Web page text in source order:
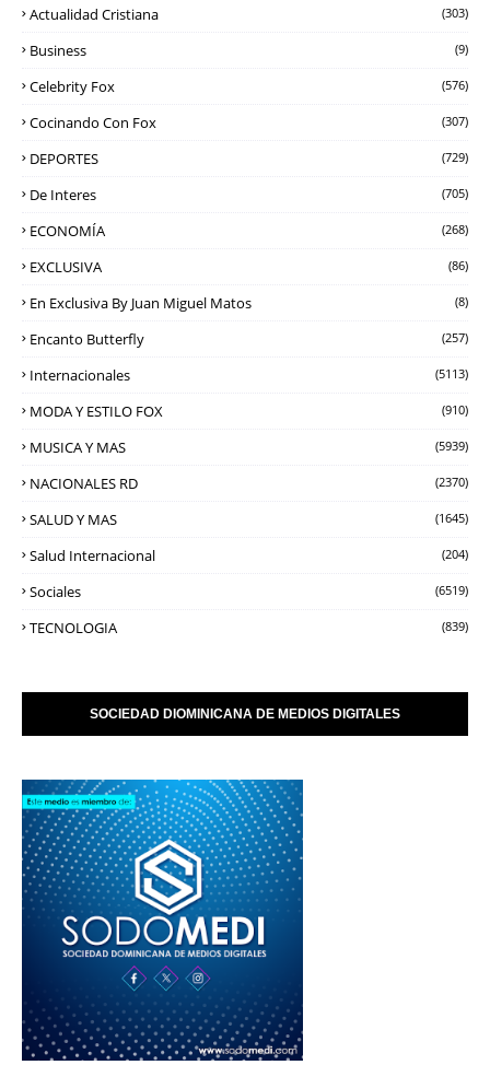
Actualidad Cristiana (303)
Business (9)
Celebrity Fox (576)
Cocinando Con Fox (307)
DEPORTES (729)
De Interes (705)
ECONOMÍA (268)
EXCLUSIVA (86)
En Exclusiva By Juan Miguel Matos (8)
Encanto Butterfly (257)
Internacionales (5113)
MODA Y ESTILO FOX (910)
MUSICA Y MAS (5939)
NACIONALES RD (2370)
SALUD Y MAS (1645)
Salud Internacional (204)
Sociales (6519)
TECNOLOGIA (839)
SOCIEDAD DIOMINICANA DE MEDIOS DIGITALES